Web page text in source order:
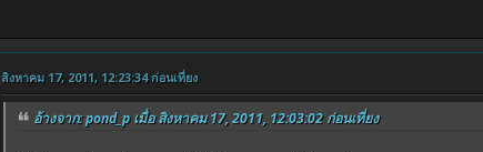
สิงหาคม 17, 2011, 12:23:34 ก่อนเที่ยง
อ้างจาก: pond_p เมื่อ สิงหาคม 17, 2011, 12:03:02 ก่อนเที่ยง